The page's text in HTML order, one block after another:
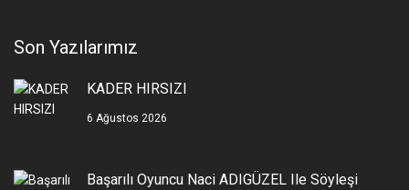
Son Yazılarımız
KADER HIRSIZI
6 Ağustos 2026
Başarılı Oyuncu Naci ADIGÜZEL Ile Söyleşi